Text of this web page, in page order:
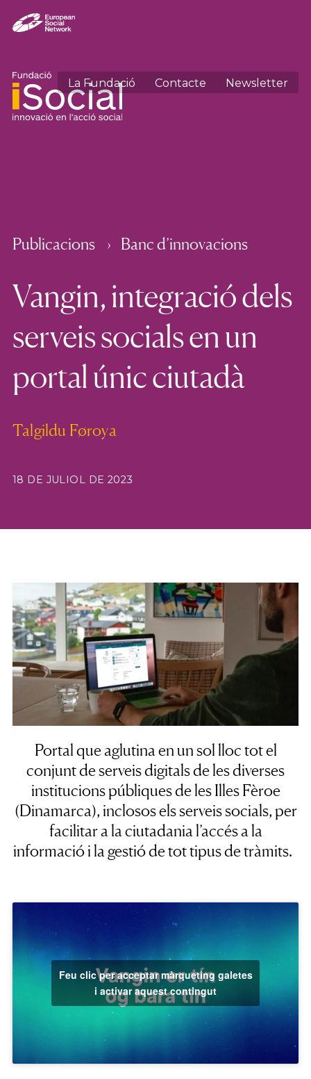
La Fundació Contacte Newsletter
Publicacions Banc d’innovacions
Vangin, integració dels
serveis socials en un
portal únic ciutadà
Talgildu Føroya
18 DE JULIOL DE 2023
Portal que aglutina en un sol lloc tot el
conjunt de serveis digitals de les diverses
institucions públiques de les Illes Fèroe
(Dinamarca), inclosos els serveis socials, per
facilitar a la ciutadania l’accés a la
informació i la gestió de tot tipus de tràmits.
Feu clic per acceptar màrqueting galetes
i activar aquest contingut